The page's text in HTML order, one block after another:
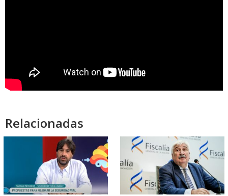
Relacionadas